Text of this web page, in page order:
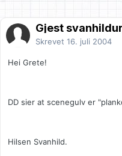
Gjest svanhildur
Skrevet 16. juli 2004
Hei Grete!
DD sier at scenegulv er
Hilsen Svanhild.